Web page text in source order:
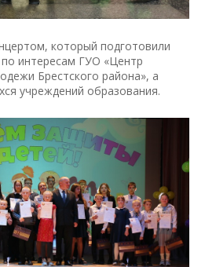
который подготовили
интересам ГУО «Центр
Брестского района», а
учреждений образования.